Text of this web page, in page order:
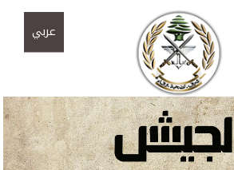
عربي